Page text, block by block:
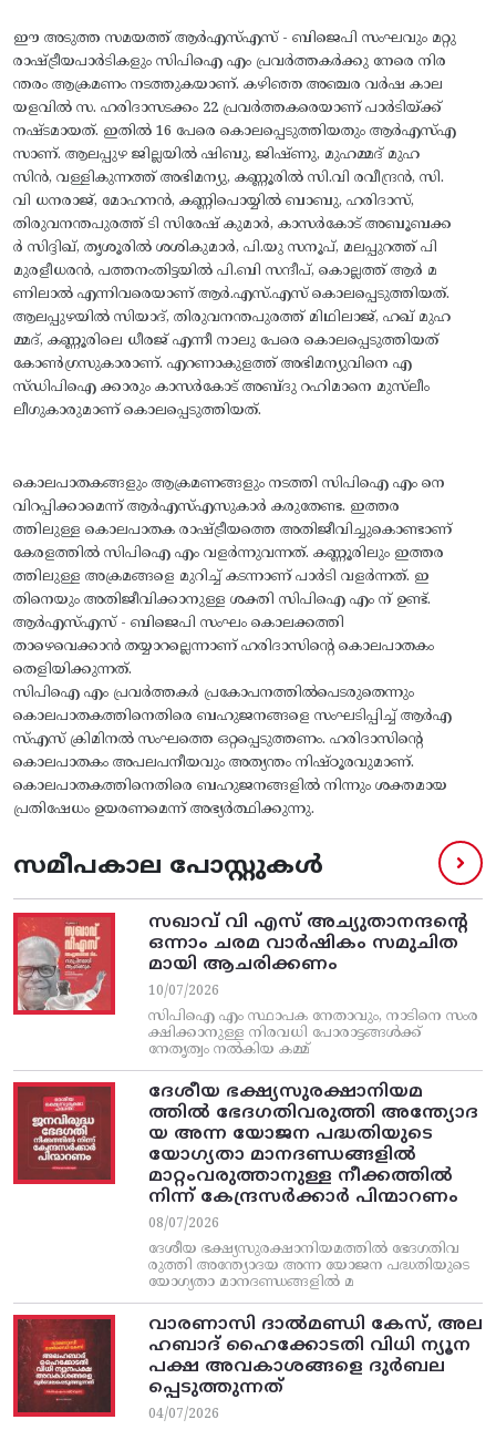
ഈ അടുത്ത സമയത്ത്‌ ആര്‍എസ്‌എസ്‌ - ബിജെപി സംഘവും മറ്റു
രാഷ്ട്രീയപാര്‍ടികളും സിപിഐ എം പ്രവര്‍ത്തകര്‍ക്കു നേരെ നിര
ന്തരം ആക്രമണം നടത്തുകയാണ്‌. കഴിഞ്ഞ അഞ്ചര വര്‍ഷ കാല
യളവില്‍ സ. ഹരിദാസടക്കം 22 പ്രവര്‍ത്തകരെയാണ്‌ പാര്‍ടിയ്‌ക്ക്‌
നഷ്ടമായത്‌. ഇതില്‍ 16 പേരെ കൊലപ്പെടുത്തിയതും ആര്‍എസ്‌എ
സാണ്‌. ആലപ്പുഴ ജില്ലയില്‍ ഷിബു, ജിഷ്‌ണു, മുഹമ്മദ്‌ മുഹ
സിന്‍, വള്ളികുന്നത്ത്‌ അഭിമന്യു, കണ്ണൂരില്‍ സി.വി രവീന്ദ്രന്‍, സി.
വി ധനരാജ്‌, മോഹനന്‍, കണ്ണിപൊയ്യില്‍ ബാബു, ഹരിദാസ്‌,
തിരുവനന്തപുരത്ത്‌ ടി സിരേഷ്‌ കുമാര്‍, കാസര്‍കോട്‌ അബൂബക്ക
ര്‍ സിദ്ദിഖ്‌, തൃശൂരില്‍ ശശികുമാര്‍, പി.യു സനൂപ്‌, മലപ്പുറത്ത്‌ പി
മുരളീധരന്‍, പത്തനംതിട്ടയില്‍ പി.ബി സന്ദീപ്‌, കൊല്ലത്ത്‌ ആര്‍ മ
ണിലാല്‍ എന്നിവരെയാണ്‌ ആര്‍.എസ്‌.എസ്‌ കൊലപ്പെടുത്തിയത്‌.
ആലപ്പുഴയില്‍ സിയാദ്‌, തിരുവനന്തപുരത്ത്‌ മിഥിലാജ്‌, ഹഖ്‌ മുഹ
മ്മദ്‌, കണ്ണൂരിലെ ധീരജ്‌ എന്നീ നാലു പേരെ കൊലപ്പെടുത്തിയത്‌
കോണ്‍ഗ്രസുകാരാണ്‌. എറണാകുളത്ത്‌ അഭിമന്യുവിനെ എ
സ്‌ഡിപിഐ ക്കാരും കാസര്‍കോട്‌ അബ്ദു റഹിമാനെ മുസ്‌ലീം
ലീഗുകാരുമാണ്‌ കൊലപ്പെടുത്തിയത്‌.
കൊലപാതകങ്ങളും ആക്രമണങ്ങളും നടത്തി സിപിഐ എം നെ
വിറപ്പിക്കാമെന്ന്‌ ആര്‍എസ്‌എസുകാര്‍ കരുതേണ്ട. ഇത്തര
ത്തിലുള്ള കൊലപാതക രാഷ്ട്രീയത്തെ അതിജീവിച്ചുകൊണ്ടാണ്‌
കേരളത്തില്‍ സിപിഐ എം വളര്‍ന്നുവന്നത്‌. കണ്ണൂരിലും ഇത്തര
ത്തിലുള്ള അക്രമങ്ങളെ മുറിച്ച്‌ കടന്നാണ്‌ പാര്‍ടി വളര്‍ന്നത്‌. ഇ
തിനെയും അതിജീവിക്കാനുള്ള ശക്തി സിപിഐ എം ന് ഉണ്ട്.
ആര്‍എസ്‌എസ്‌ - ബിജെപി സംഘം കൊലക്കത്തി
താഴെവെക്കാന്‍ തയ്യാറല്ലെന്നാണ്‌ ഹരിദാസിന്റെ കൊലപാതകം
തെളിയിക്കുന്നത്‌.
സിപിഐ എം പ്രവര്‍ത്തകര്‍ പ്രകോപനത്തില്‍പെടരുതെന്നും
കൊലപാതകത്തിനെതിരെ ബഹുജനങ്ങളെ സംഘടിപ്പിച്ച്‌ ആര്‍എ
സ്‌എസ്‌ ക്രിമിനല്‍ സംഘത്തെ ഒറ്റപ്പെടുത്തണം. ഹരിദാസിന്റെ
കൊലപാതകം അപലപനീയവും അത്യന്തം നിഷ്‌ഠൂരവുമാണ്‌.
കൊലപാതകത്തിനെതിരെ ബഹുജനങ്ങളില്‍ നിന്നും ശക്തമായ
പ്രതിഷേധം ഉയരണമെന്ന് അഭ്യർത്ഥിക്കുന്നു.
സമീപകാല പോസ്റ്റുകൾ
സഖാവ് വി എസ്‌ അച്യുതാനന്ദന്റെ
ഒന്നാം ചരമ വാര്‍ഷികം സമുചിത
മായി ആചരിക്കണം
10/07/2026
സിപിഐ എം സ്ഥാപക നേതാവും, നാടിനെ സംര
ക്ഷിക്കാനുള്ള നിരവധി പോരാട്ടങ്ങള്‍ക്ക്‌
നേതൃത്വം നല്‍കിയ കമ്മ്
ദേശീയ ഭക്ഷ്യസുരക്ഷാനിയമ
ത്തിൽ ഭേദഗതിവരുത്തി അന്ത്യോദ
യ അന്ന യോജന പദ്ധതിയുടെ
യോഗ്യതാ മാനദണ്ഡങ്ങളിൽ
മാറ്റംവരുത്താനുള്ള നീക്കത്തിൽ
നിന്ന്‌ കേന്ദ്രസർക്കാർ പിന്മാറണം
08/07/2026
ദേശീയ ഭക്ഷ്യസുരക്ഷാനിയമത്തിൽ ഭേദഗതിവ
രുത്തി അന്ത്യോദയ അന്ന യോജന പദ്ധതിയുടെ
യോഗ്യതാ മാനദണ്ഡങ്ങളിൽ മ
വാരണാസി ദാൽമണ്ഡി കേസ്, അല
ഹബാദ് ഹൈക്കോടതി വിധി ന്യൂന
പക്ഷ അവകാശങ്ങളെ ദുർബല
പ്പെടുത്തുന്നത്
04/07/2026